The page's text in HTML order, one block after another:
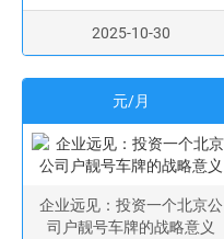
2025-10-30
元/月
企业远见：投资一个北京公
司户靓号车牌的战略意义